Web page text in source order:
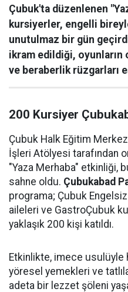
Çubuk'ta düzenlenen
kursiyerler, engelli
unutulmaz bir gün
ikram edildiği, oyunların
ve beraberlik rüzgarları
200 Kursiyer
Çubuk Halk Eğitim
İşleri Atölyesi tarafından
"Yaza Merhaba" etkinliği,
sahne oldu. Çubukabad
programa; Çubuk
aileleri ve GastroÇubuk
yaklaşık 200 kişi katıldı.
Etkinlikte, imece usulüyle
yöresel yemekleri ve
adeta bir lezzet şöleni